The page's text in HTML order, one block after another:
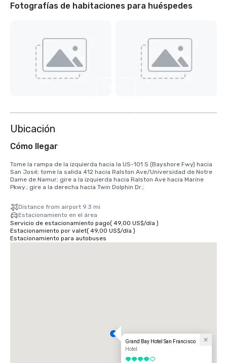
Fotografías de habitaciones para huéspedes
Ubicación
Cómo llegar
Tome la rampa de la izquierda hacia la US-101 S (Bayshore Fwy) hacia
San José; tome la salida 412 hacia Ralston Ave/Universidad de Notre
Dame de Namur; gire a la izquierda hacia Ralston Ave hacia Marine
Pkwy.; gire a la derecha hacia Twin Dolphin Dr.;
Distance from airport 9.3 mi
Estacionamiento en el área
Servicio de estacionamiento pago( 49,00 US$/día )
Estacionamiento por valet( 49,00 US$/día )
Estacionamiento para autobuses
Grand Bay Hotel San Francisco
Hotel
4 de 5